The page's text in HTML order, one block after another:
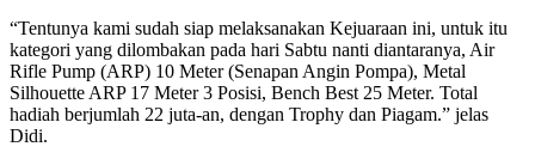
“Tentunya kami sudah siap melaksanakan Kejuaraan ini, untuk itu
kategori yang dilombakan pada hari Sabtu nanti diantaranya, Air
Rifle Pump (ARP) 10 Meter (Senapan Angin Pompa), Metal
Silhouette ARP 17 Meter 3 Posisi, Bench Best 25 Meter. Total
hadiah berjumlah 22 juta-an, dengan Trophy dan Piagam.” jelas
Didi.